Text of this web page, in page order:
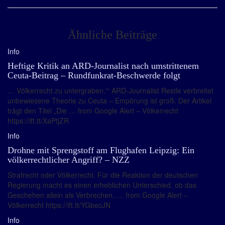
Ähnliche Beiträge
Info
Heftige Kritik an ARD-Journalist nach umstrittenem
Ceuta-Beitrag – Rundfunkrat-Beschwerde folgt
… Völkerrecht zu untergraben.'“ ARD-Journalist Restle verbreitet
unbewiesene Theorie zu Ceuta – Empörung ist groß. Der Artikel
trägt den Titel „Die … from Google Alert – Völkerrecht
https://ift.tt/XaPtjZR
Info
Drohne mit Sprengstoff am Flughafen Leipzig: Ein
völkerrechtlicher Angriff? – NZZ
Strafrecht oder Völkerrecht. Für die Reaktion der deutschen
Regierung macht es einen erheblichen Unterschied, ob das
Geschehen allein als Verbrechen, … from Google Alert –
Völkerrecht https://ift.tt/YGbecJN
Info